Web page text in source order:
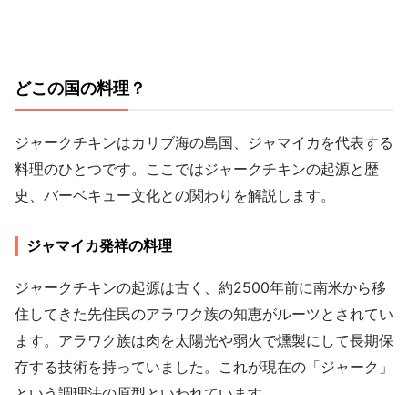
どこの国の料理？
ジャークチキンはカリブ海の島国、ジャマイカを代表する
料理のひとつです。ここではジャークチキンの起源と歴
史、バーベキュー文化との関わりを解説します。
ジャマイカ発祥の料理
ジャークチキンの起源は古く、約2500年前に南米から移
住してきた先住民のアラワク族の知恵がルーツとされてい
ます。アラワク族は肉を太陽光や弱火で燻製にして長期保
存する技術を持っていました。これが現在の「ジャーク」